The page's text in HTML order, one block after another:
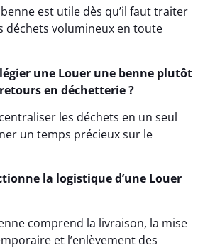
est utile dès qu’il faut traiter
déchets volumineux en toute
une Louer une benne plutôt
en déchetterie ?
les déchets en un seul
un temps précieux sur le
la logistique d’une Louer
comprend la livraison, la mise
et l’enlèvement des